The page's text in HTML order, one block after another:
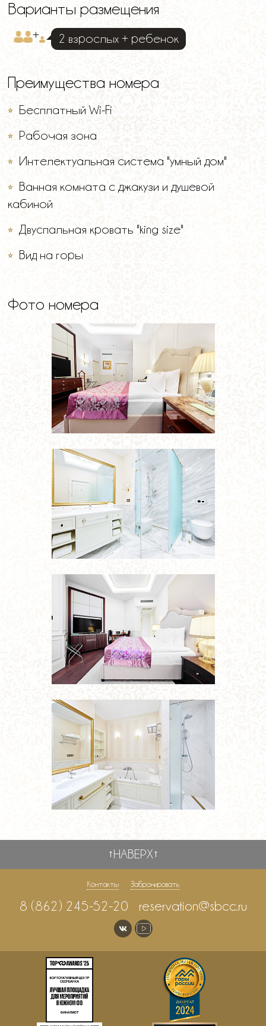
Варианты размещения
+ 2 взрослых + ребенок
Преимущества номера
Бесплатный Wi-Fi
Рабочая зона
Интелектуальная система "умный дом"
Ванная комната с джакузи и душевой
кабиной
Двуспальная кровать "king size"
Вид на горы
Фото номера
НАВЕРХ
Контакты Забронировать
8 (862) 245-52-20 reservation@sbcc.ru